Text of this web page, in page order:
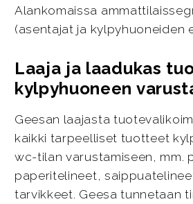
Alankomaissa
(asentajat ja kylpyhuoneiden
Laaja ja laadukas
kylpyhuoneen
Geesan laajasta
kaikki tarpeelliset tuotteet
wc-tilan varustamiseen, mm.
paperitelineet,
tarvikkeet. Geesa tunnetaan